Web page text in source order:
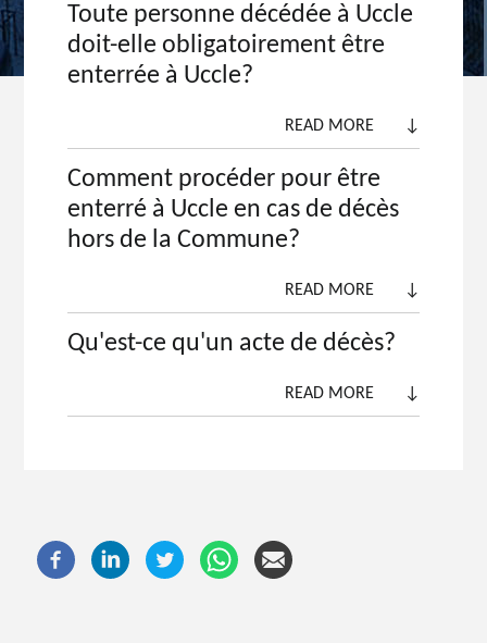
Toute personne décédée à Uccle
doit-elle obligatoirement être
enterrée à Uccle?
READ MORE ↓
Comment procéder pour être
enterré à Uccle en cas de décès
hors de la Commune?
READ MORE ↓
Qu'est-ce qu'un acte de décès?
READ MORE ↓